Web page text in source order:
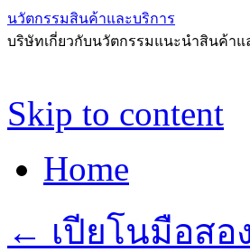
นวัตกรรมสินค้าและบริการ
บริษัทเกี่ยวกับนวัตกรรมแนะนำสินค้า
Skip to content
Home
← เปียโนมือส